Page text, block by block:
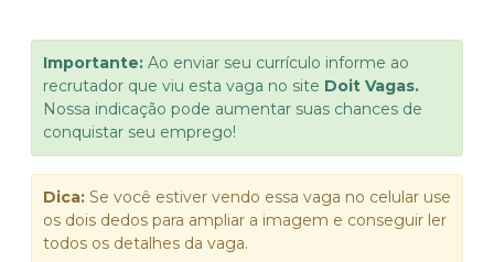
Importante: Ao enviar seu currículo informe ao
recrutador que viu esta vaga no site Doit Vagas.
Nossa indicação pode aumentar suas chances de
conquistar seu emprego!
Dica: Se você estiver vendo essa vaga no celular use
os dois dedos para ampliar a imagem e conseguir ler
todos os detalhes da vaga.